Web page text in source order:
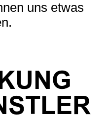
uns etwas